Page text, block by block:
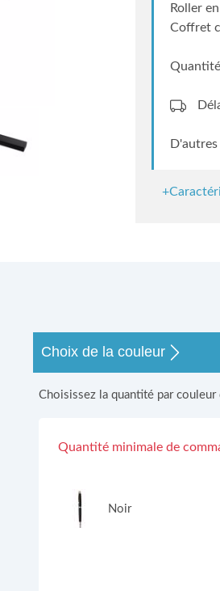
Roller
Coffret
Choix de la couleur
Choisissez la quantité par
Quantité minimale de
Noir